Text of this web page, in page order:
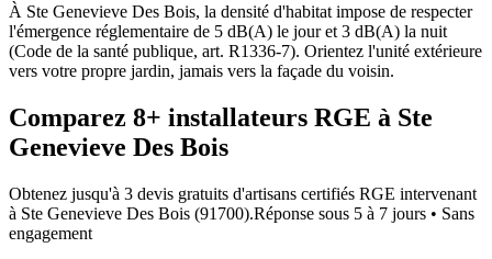
À Ste Genevieve Des Bois, la densité d'habitat impose de respecter
l'émergence réglementaire de 5 dB(A) le jour et 3 dB(A) la nuit
(Code de la santé publique, art. R1336-7). Orientez l'unité extérieure
vers votre propre jardin, jamais vers la façade du voisin.
Comparez 8+ installateurs RGE à Ste
Genevieve Des Bois
Obtenez jusqu'à 3 devis gratuits d'artisans certifiés RGE intervenant
à Ste Genevieve Des Bois (91700).Réponse sous 5 à 7 jours • Sans
engagement